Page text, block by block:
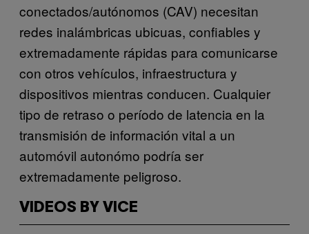
conectados/autónomos (CAV) necesitan
redes inalámbricas ubicuas, confiables y
extremadamente rápidas para comunicarse
con otros vehículos, infraestructura y
dispositivos mientras conducen. Cualquier
tipo de retraso o período de latencia en la
transmisión de información vital a un
automóvil autonómo podría ser
extremadamente peligroso.
VIDEOS BY VICE